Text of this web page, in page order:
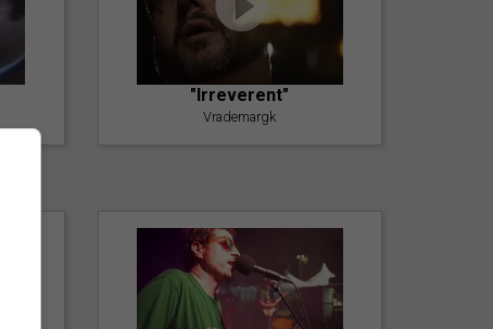
"Irreverent"
Vrademargk